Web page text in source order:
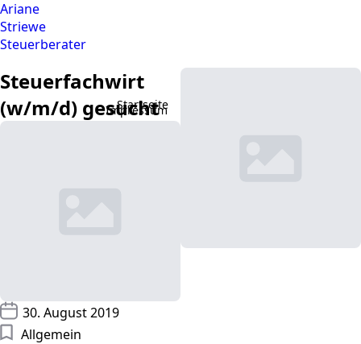
Ariane
Striewe
Steuerberater
Startseite
Impressum
Steuerfachwirt
(w/m/d) gesucht
30. August 2019
Allgemein